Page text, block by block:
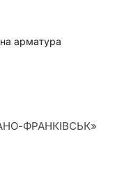
арматура
ФРАНКІВСЬК»